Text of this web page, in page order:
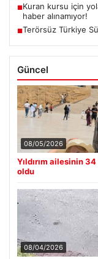
■Kuran kursu için
haber alınamıyor!
■Terörsüz Türkiye
Güncel
08/05/2026
Yıldırım ailesinin
oldu
08/04/2026